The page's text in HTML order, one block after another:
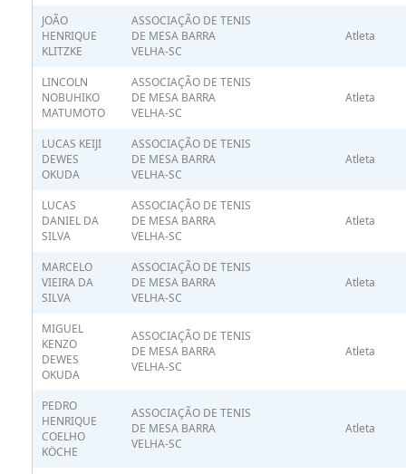
JOÃO
HENRIQUE
KLITZKE
ASSOCIAÇÃO DE TENIS
DE MESA BARRA
VELHA-SC
Atleta
LINCOLN
NOBUHIKO
MATUMOTO
ASSOCIAÇÃO DE TENIS
DE MESA BARRA
VELHA-SC
Atleta
LUCAS KEIJI
DEWES
OKUDA
ASSOCIAÇÃO DE TENIS
DE MESA BARRA
VELHA-SC
Atleta
LUCAS
DANIEL DA
SILVA
ASSOCIAÇÃO DE TENIS
DE MESA BARRA
VELHA-SC
Atleta
MARCELO
VIEIRA DA
SILVA
ASSOCIAÇÃO DE TENIS
DE MESA BARRA
VELHA-SC
Atleta
MIGUEL
KENZO
DEWES
OKUDA
ASSOCIAÇÃO DE TENIS
DE MESA BARRA
VELHA-SC
Atleta
PEDRO
HENRIQUE
COELHO
KÖCHE
ASSOCIAÇÃO DE TENIS
DE MESA BARRA
VELHA-SC
Atleta